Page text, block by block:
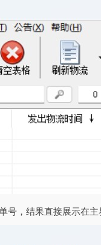
号，结果直接展示在主